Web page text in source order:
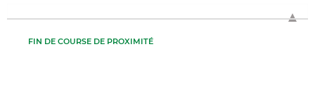
FIN DE COURSE DE PROXIMITÉ